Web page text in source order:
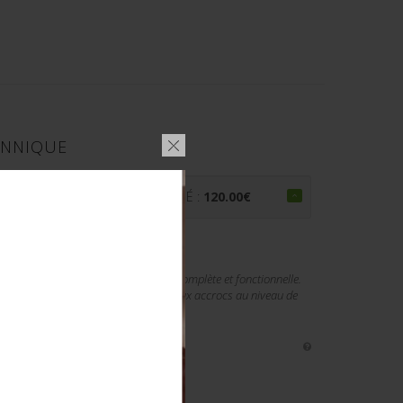
PRIX ADJUGÉ : 120.00€
est présente, fermeture éclaire complète et fonctionnelle.
Co Ltd 1945, taille 4. A noter deux accrocs au niveau de